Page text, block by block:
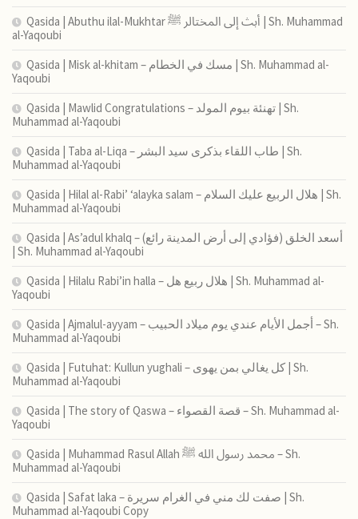
Qasida | Abuthu ilal-Mukhtar أبث إلى المختالر ﷺ | Sh. Muhammad
al-Yaqoubi
Qasida | Misk al-khitam – مسك في الخطام | Sh. Muhammad al-
Yaqoubi
Qasida | Mawlid Congratulations – تهنئة بيوم المولد | Sh.
Muhammad al-Yaqoubi
Qasida | Taba al-Liqa – طاب اللقاء بذكرى سيد البشر | Sh.
Muhammad al-Yaqoubi
Qasida | Hilal al-Rabi’ ‘alayka salam – هلال الربيع عليك السلام | Sh.
Muhammad al-Yaqoubi
Qasida | As’adul khalq – (فؤادي إلى أرض المدينة رائع) أسعد الخلق
| Sh. Muhammad al-Yaqoubi
Qasida | Hilalu Rabi’in halla – هلال ربيع هل | Sh. Muhammad al-
Yaqoubi
Qasida | Ajmalul-ayyam – أجمل الأيام عندي يوم ميلاد الحبيب – Sh.
Muhammad al-Yaqoubi
Qasida | Futuhat: Kullun yughali – كل يغالي بمن يهوى | Sh.
Muhammad al-Yaqoubi
Qasida | The story of Qaswa – قصة القصواء – Sh. Muhammad al-
Yaqoubi
Qasida | Muhammad Rasul Allah محمد رسول الله ﷺ – Sh.
Muhammad al-Yaqoubi
Qasida | Safat laka – صفت لك مني في الغرام سريرة | Sh.
Muhammad al-Yaqoubi Copy